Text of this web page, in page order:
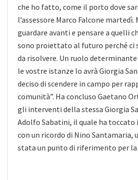
che ho fatto, come il porto dove
l’assessore Marco Falcone martedì.
guardare avanti e pensare a quelli
sono proiettato al futuro perché ci
da risolvere. Un ruolo
le vostre istanze lo avrà Giorgia
deciso di scendere in campo per
comunità”. Ha concluso Gaetano
gli interventi della stessa Giorgia
Adolfo Sabatini, il quale ha toccato
con un ricordo di Nino Santamaria,
stata un punto di riferimento per